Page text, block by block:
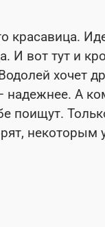
красавица.
И вот тут и
хочет
надежнее. А
поищут.
некоторым